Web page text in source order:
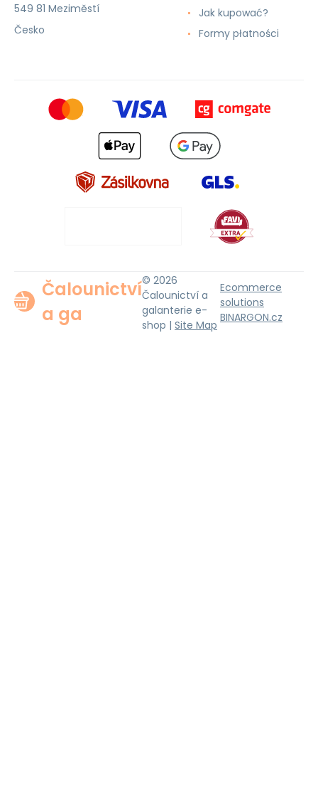
549 81 Meziměstí
Česko
Jak kupować?
Formy płatności
Čalounictví
a ga
© 2026
Čalounictví a
galanterie e-
shop | Site Map
Ecommerce
solutions
BINARGON.cz